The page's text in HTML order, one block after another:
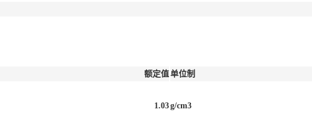
额定值单位制
1.03g/cm3